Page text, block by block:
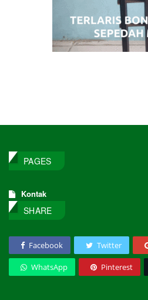
PAGES
Kontak
SHARE
Facebook Twitter
WhatsApp Pinterest